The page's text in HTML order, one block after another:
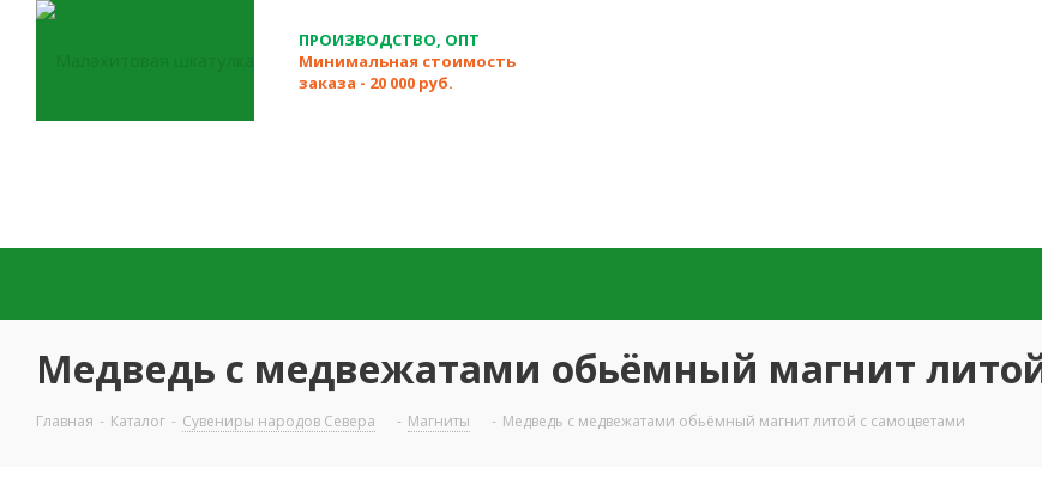
ПРОИЗВОДСТВО, ОПТ
Минимальная стоимость
заказа - 20 000 руб.
Медведь с медвежатами обьёмный магнит
Главная - Каталог - Сувениры народов Севера - Магниты - Медведь с медвежатами обьёмный магнит литой с самоцветами